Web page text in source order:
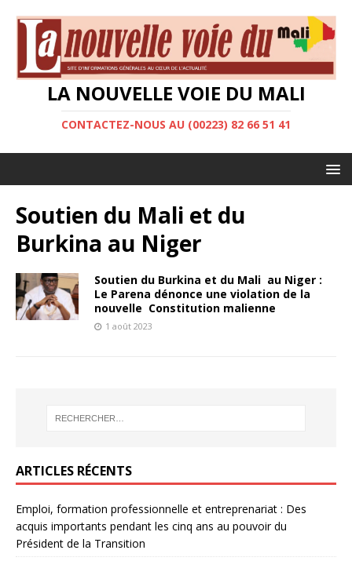
LA NOUVELLE VOIE DU MALI
CONTACTEZ-NOUS AU (00223) 82 66 51 41
Soutien du Mali et du
Burkina au Niger
Soutien du Burkina et du Mali au Niger :
Le Parena dénonce une violation de la
nouvelle Constitution malienne
1 août 2023
ARTICLES RÉCENTS
Emploi, formation professionnelle et entreprenariat : Des
acquis importants pendant les cinq ans au pouvoir du
Président de la Transition